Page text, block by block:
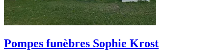
Pompes funèbres Sophie Krost